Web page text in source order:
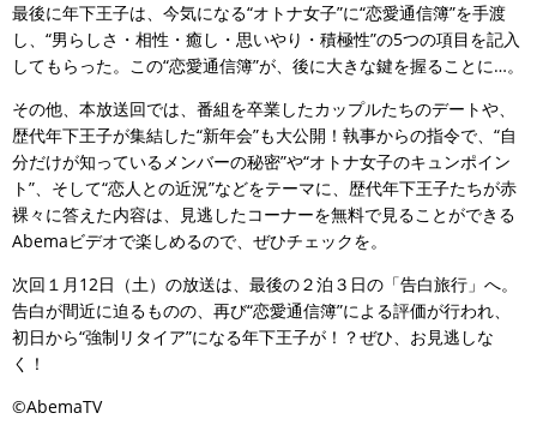
最後に年下王子は、今気になる“オトナ女子”に“恋愛通信簿”を手渡
し、“男らしさ・相性・癒し・思いやり・積極性”の5つの項目を記入
してもらった。この“恋愛通信簿”が、後に大きな鍵を握ることに…。
その他、本放送回では、番組を卒業したカップルたちのデートや、
歴代年下王子が集結した“新年会”も大公開！執事からの指令で、“自
分だけが知っているメンバーの秘密”や“オトナ女子のキュンポイン
ト”、そして“恋人との近況”などをテーマに、歴代年下王子たちが赤
裸々に答えた内容は、見逃したコーナーを無料で見ることができる
Abemaビデオで楽しめるので、ぜひチェックを。
次回１月12日（土）の放送は、最後の２泊３日の「告白旅行」へ。
告白が間近に迫るものの、再び“恋愛通信簿”による評価が行われ、
初日から“強制リタイア”になる年下王子が！？ぜひ、お見逃しな
く！
©AbemaTV